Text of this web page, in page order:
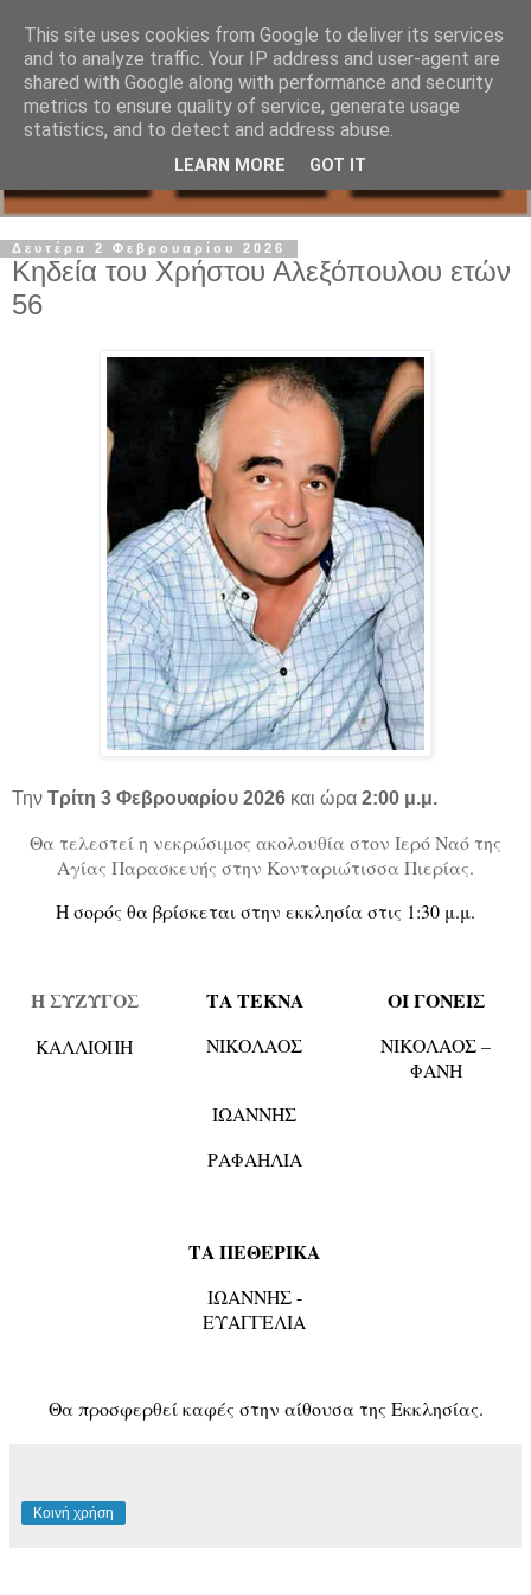
Δευτέρα 2 Φεβρουαρίου 2026
Κηδεία του Χρήστου Αλεξόπουλου ετών
56
Την Τρίτη 3 Φεβρουαρίου 2026 και ώρα 2:00 μ.μ.
Θα τελεστεί η νεκρώσιμος ακολουθία στον Ιερό Ναό της
Αγίας Παρασκευής στην Κονταριώτισσα Πιερίας.
Η σορός θα βρίσκεται στην εκκλησία στις 1:30 μ.μ.
Η ΣΥΖΥΓΟΣ ΤΑ ΤΕΚΝΑ ΟΙ ΓΟΝΕΙΣ
ΚΑΛΛΙΟΠΗ ΝΙΚΟΛΑΟΣ
ΝΙΚΟΛΑΟΣ –
ΦΑΝΗ
ΙΩΑΝΝΗΣ
ΡΑΦΑΗΛΙΑ
ΤΑ ΠΕΘΕΡΙΚΑ
ΙΩΑΝΝΗΣ -
ΕΥΑΓΓΕΛΙΑ
Θα προσφερθεί καφές στην αίθουσα της Εκκλησίας.
Κοινή χρήση
This site uses cookies from Google to deliver its services
and to analyze traffic. Your IP address and user-agent are
shared with Google along with performance and security
metrics to ensure quality of service, generate usage
statistics, and to detect and address abuse.
LEARN MORE GOT IT